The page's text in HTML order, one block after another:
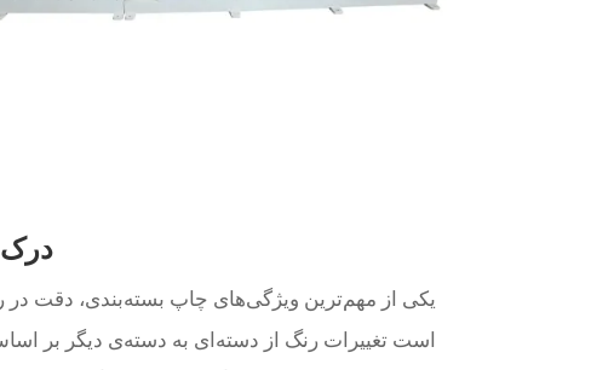
درک
یکی از مهم‌ترین ویژگی‌های چاپ بسته‌بندی، دقت
است تغییرات رنگ از دسته‌ای به دسته‌ی دیگر بر